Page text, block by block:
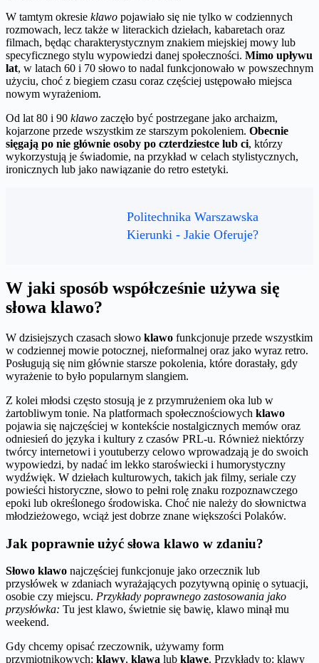
W tamtym okresie klawo pojawiało się nie tylko w codziennych
rozmowach, lecz także w literackich dziełach, kabaretach oraz
filmach, będąc charakterystycznym znakiem miejskiej mowy lub
specyficznego stylu wypowiedzi danej społeczności. Mimo upływu
lat, w latach 60 i 70 słowo to nadal funkcjonowało w powszechnym
użyciu, choć z biegiem czasu coraz częściej ustępowało miejsca
nowym wyrażeniom.
Od lat 80 i 90 klawo zaczęło być postrzegane jako archaizm,
kojarzone przede wszystkim ze starszym pokoleniem. Obecnie
sięgają po nie głównie osoby po czterdziestce lub ci, którzy
wykorzystują je świadomie, na przykład w celach stylistycznych,
ironicznych lub jako nawiązanie do retro estetyki.
Politechnika Warszawska
Kierunki - Jakie Oferuje?
W jaki sposób współcześnie używa się
słowa klawo?
W dzisiejszych czasach słowo klawo funkcjonuje przede wszystkim
w codziennej mowie potocznej, nieformalnej oraz jako wyraz retro.
Posługują się nim głównie starsze pokolenia, które dorastały, gdy
wyrażenie to było popularnym slangiem.
Z kolei młodsi często stosują je z przymrużeniem oka lub w
żartobliwym tonie. Na platformach społecznościowych klawo
pojawia się najczęściej w kontekście nostalgicznych memów oraz
odniesień do języka i kultury z czasów PRL-u. Również niektórzy
twórcy internetowi i youtuberzy celowo wprowadzają je do swoich
wypowiedzi, by nadać im lekko staroświecki i humorystyczny
wydźwięk. W dziełach kulturowych, takich jak filmy, seriale czy
powieści historyczne, słowo to pełni rolę znaku rozpoznawczego
epoki lub określonego środowiska. Choć nie należy do słownictwa
młodzieżowego, wciąż jest dobrze znane większości Polaków.
Jak poprawnie użyć słowa klawo w zdaniu?
Słowo klawo najczęściej funkcjonuje jako orzecznik lub
przysłówek w zdaniach wyrażających pozytywną opinię o sytuacji,
osobie czy miejscu. Przykłady poprawnego zastosowania jako
przysłówka: Tu jest klawo, świetnie się bawię, klawo minął mu
weekend.
Gdy chcemy opisać rzeczownik, używamy form
przymiotnikowych: klawy, klawa lub klawe. Przykłady to: klawy